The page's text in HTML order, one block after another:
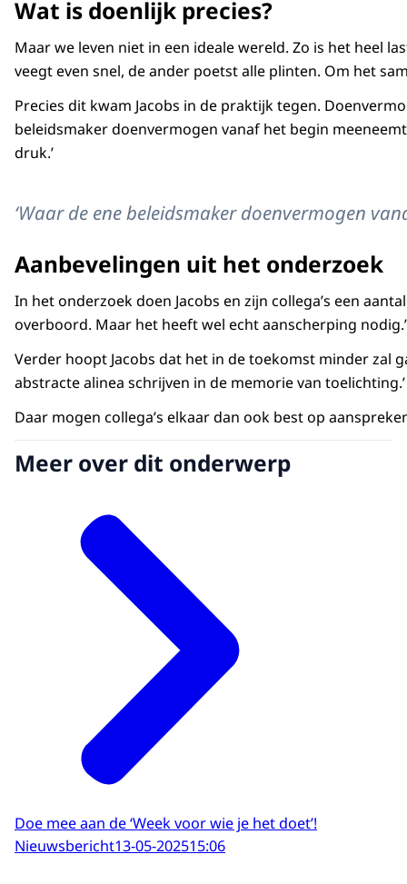
Wat is doenlijk precies?
Maar we leven niet in een ideale wereld. Zo is het heel
veegt even snel, de ander poetst alle plinten. Om het
Precies dit kwam Jacobs in de praktijk tegen.
beleidsmaker doenvermogen vanaf het begin
druk.’
‘Waar de ene beleidsmaker doenvermogen
Aanbevelingen uit het onderzoek
In het onderzoek doen Jacobs en zijn collega’s een
overboord. Maar het heeft wel echt aanscherping
Verder hoopt Jacobs dat het in de toekomst minder zal
abstracte alinea schrijven in de memorie van toelichting.’
Daar mogen collega’s elkaar dan ook best op
Meer over dit onderwerp
Doe mee aan de ‘Week voor wie je het doet’!
Nieuwsbericht13-05-202515:06